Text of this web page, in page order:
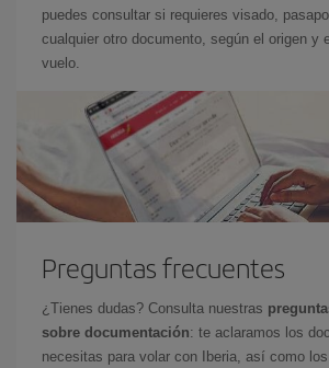
puedes consultar si requieres visado,
cualquier otro documento, según el origen y
vuelo.
Preguntas frecuentes
¿Tienes dudas? Consulta nuestras
sobre documentación: te aclaramos los
necesitas para volar con Iberia, así como